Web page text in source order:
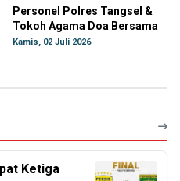
Personel Polres Tangsel &
Tokoh Agama Doa Bersama
Kamis, 02 Juli 2026
Ketiga